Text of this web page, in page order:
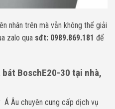
nhân trên mà vẫn không thể giải
zalo qua sđt: 0989.869.181 để
bát BoschE20-30 tại nhà,
Âu chuyên cung cấp dịch vụ